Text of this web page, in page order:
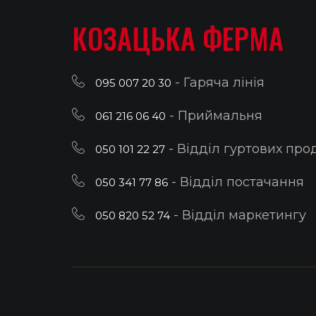
КОЗАЦЬКА ФЕРМА
095 007 20 30 - Гаряча лінія
061 216 06 40 - Приймальня
050 101 22 27 - Відділ гуртових
050 341 77 86 - Відділ постачання
050 820 52 74 - Відділ маркетингу